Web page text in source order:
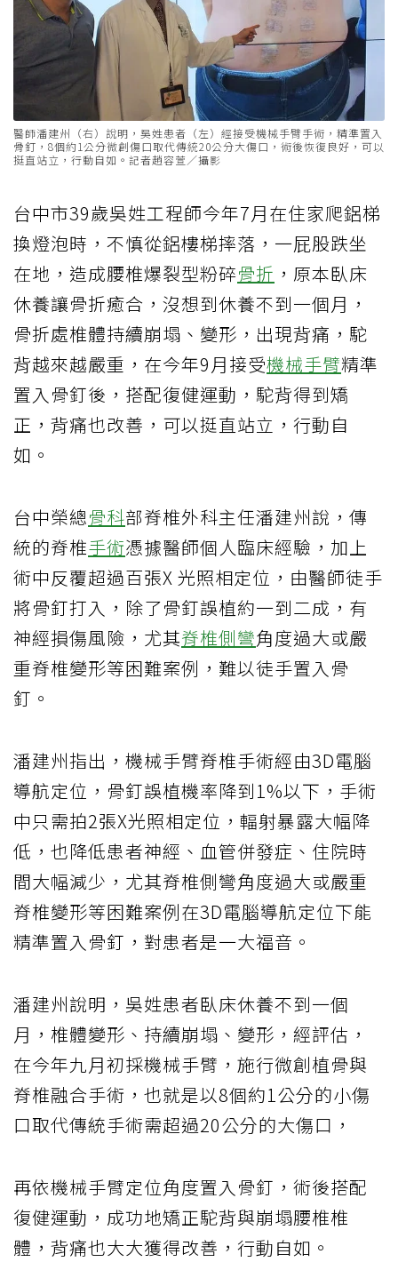
醫師潘建州（右）說明，吳姓患者（左）經接受機械手臂手術，精準置入
骨釘，8個約1公分微創傷口取代傳統20公分大傷口，術後恢復良好，可以
挺直站立，行動自如。記者趙容萱／攝影
台中市39歲吳姓工程師今年7月在住家爬鋁梯
換燈泡時，不慎從鋁樓梯摔落，一屁股跌坐
在地，造成腰椎爆裂型粉碎骨折 ，原本臥床
休養讓骨折癒合，沒想到休養不到一個月，
骨折處椎體持續崩塌、變形，出現背痛，駝
背越來越嚴重，在今年9月接受機械手臂精準
置入骨釘後，搭配復健運動，駝背得到矯
正，背痛也改善，可以挺直站立，行動自
如。
台中榮總骨科部脊椎外科主任潘建州說，傳
統的脊椎手術憑據醫師個人臨床經驗，加上
術中反覆超過百張X 光照相定位，由醫師徒手
將骨釘打入，除了骨釘誤植約一到二成，有
神經損傷風險，尤其脊椎側彎角度過大或嚴
重脊椎變形等困難案例，難以徒手置入骨
釘。
潘建州指出，機械手臂脊椎手術經由3D電腦
導航定位，骨釘誤植機率降到1%以下，手術
中只需拍2張X光照相定位，輻射暴露大幅降
低，也降低患者神經、血管併發症、住院時
間大幅減少，尤其脊椎側彎角度過大或嚴重
脊椎變形等困難案例在3D電腦導航定位下能
精準置入骨釘，對患者是一大福音。
潘建州說明，吳姓患者臥床休養不到一個
月，椎體變形、持續崩塌、變形，經評估，
在今年九月初採機械手臂，施行微創植骨與
脊椎融合手術，也就是以8個約1公分的小傷
口取代傳統手術需超過20公分的大傷口，
再依機械手臂定位角度置入骨釘，術後搭配
復健運動，成功地矯正駝背與崩塌腰椎椎
體，背痛也大大獲得改善，行動自如。